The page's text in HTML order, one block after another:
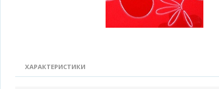
ХАРАКТЕРИСТИКИ